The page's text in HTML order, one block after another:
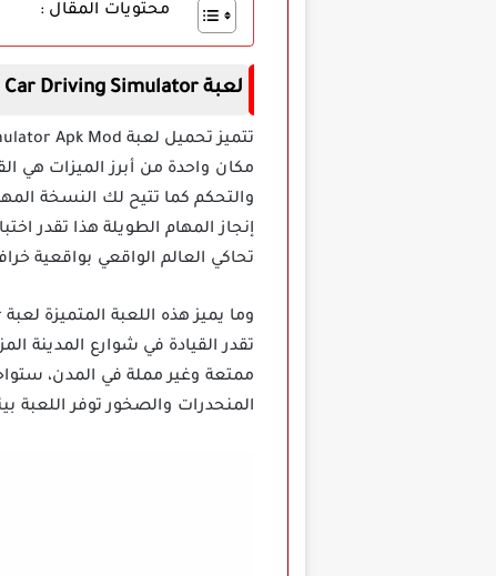
محتويات المقال :
لعبة Extreme Car Driving Simulator مهكرة اخر اصدار
مكان واحدة من أبرز الميزات هي
والتحكم كما تتيح لك النسخة
إنجاز المهام الطويلة هذا تقدر
تحاكي العالم الواقعي بواقعية
تقدر القيادة في شوارع المدينة
ممتعة وغير مملة في المدن،
المنحدرات والصخور توفر اللعبة